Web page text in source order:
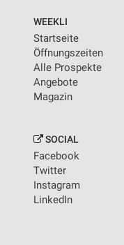
WEEKLI
Startseite
Öffnungszeiten
Alle Prospekte
Angebote
Magazin
SOCIAL
Facebook
Twitter
Instagram
LinkedIn